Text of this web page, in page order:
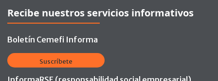
Recibe nuestros servicios informativos
Boletín Cemefi Informa
Suscríbete